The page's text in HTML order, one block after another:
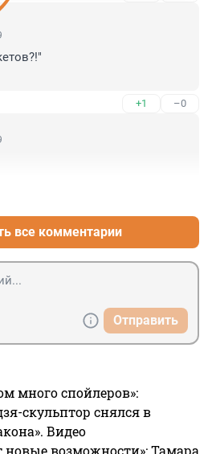
+1 –0
все комментарии
Отправить
много спойлеров»:
скульптор снялся в
Видео
новые возможности»: Тамара